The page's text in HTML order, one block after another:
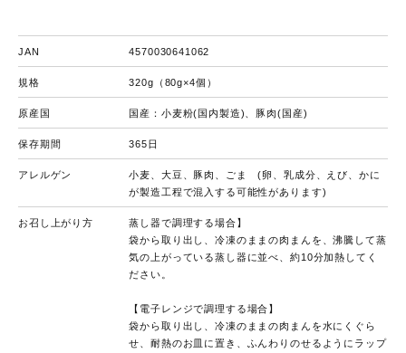
JAN 4570030641062
規格 320g（80g×4個）
原産国 国産：小麦粉(国内製造)、豚肉(国産)
保存期間 365日
アレルゲン
小麦、大豆、豚肉、ごま (卵、乳成分、えび、かに
が製造工程で混入する可能性があります)
お召し上がり方
蒸し器で調理する場合】
袋から取り出し、冷凍のままの肉まんを、沸騰して蒸
気の上がっている蒸し器に並べ、約10分加熱してく
ださい。
【電子レンジで調理する場合】
袋から取り出し、冷凍のままの肉まんを水にくぐら
せ、耐熱のお皿に置き、ふんわりのせるようにラップ